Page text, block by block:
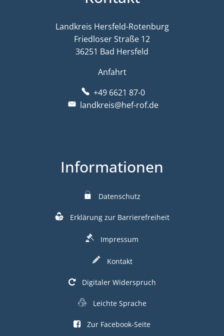
Landkreis Hersfeld-Rotenburg
Friedloser Straße 12
36251 Bad Hersfeld
Anfahrt
+49 6621 87-0
landkreis@hef-rof.de
Informationen
Datenschutz
Erklärung zur Barrierefreiheit
Impressum
Kontakt
Digitaler Widerspruch
Leichte Sprache
Zur Facebook-Seite